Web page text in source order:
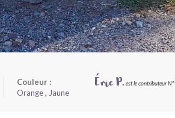
Couleur :
Orange, Jaune
Éric P. est le contributeur N°